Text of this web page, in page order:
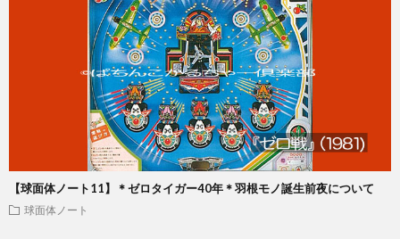
【球面体ノート11】＊ゼロタイガー40年＊羽根モノ誕生前夜について
球面体ノート